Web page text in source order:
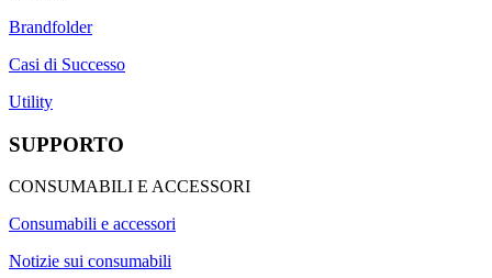
Brandfolder
Casi di Successo
Utility
SUPPORTO
CONSUMABILI E ACCESSORI
Consumabili e accessori
Notizie sui consumabili